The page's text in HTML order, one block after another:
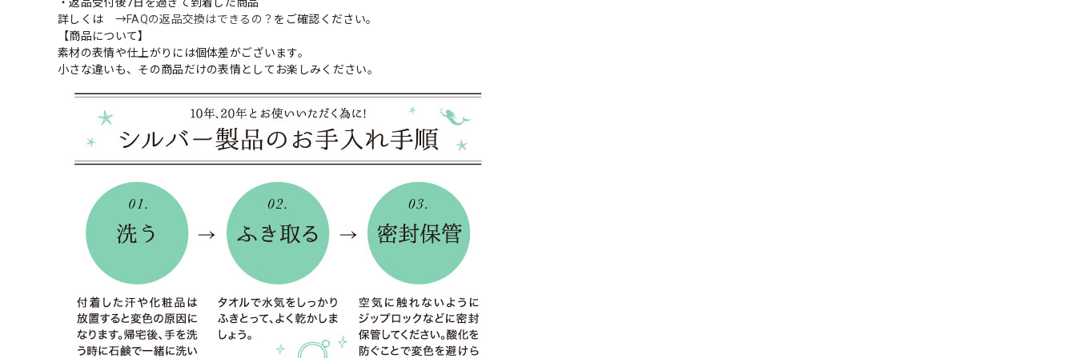
・返品受付後7日を過ぎて到着した商品
詳しくは →FAQの返品交換はできるの？ をご確認ください。
【商品について】
素材の表情や仕上がりには個体差がございます。
小さな違いも、その商品だけの表情としてお楽しみください。